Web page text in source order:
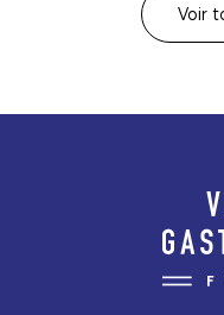
Voir